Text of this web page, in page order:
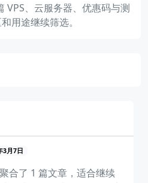
VPS、云服务器、优惠码与测
用途继续筛选。
3月7日
合了 1 篇文章，适合继续